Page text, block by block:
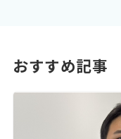
おすすめ記事